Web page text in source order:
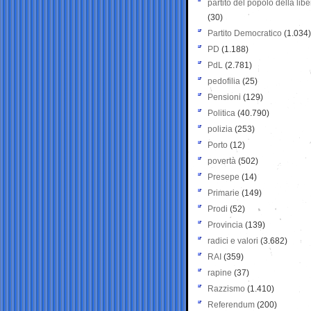
partito del popolo della
(30)
Partito Democratico (1.034)
PD (1.188)
PdL (2.781)
pedofilia (25)
Pensioni (129)
Politica (40.790)
polizia (253)
Porto (12)
povertà (502)
Presepe (14)
Primarie (149)
Prodi (52)
Provincia (139)
radici e valori (3.682)
RAI (359)
rapine (37)
Razzismo (1.410)
Referendum (200)